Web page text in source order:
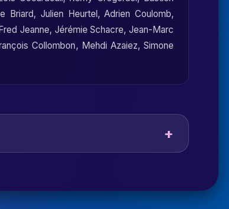
Briard, Julien Heurtel,Adrien Coulomb,
Jeanne, Jérémie Schacre, Jean-Marc
Collombon, Mehdi Azaiez,Simone